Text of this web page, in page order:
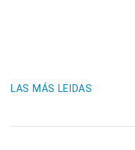
LAS MÁS LEIDAS